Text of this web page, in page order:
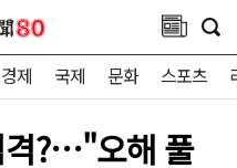
경제 국제 문화 스포츠
격?…"오해 풀